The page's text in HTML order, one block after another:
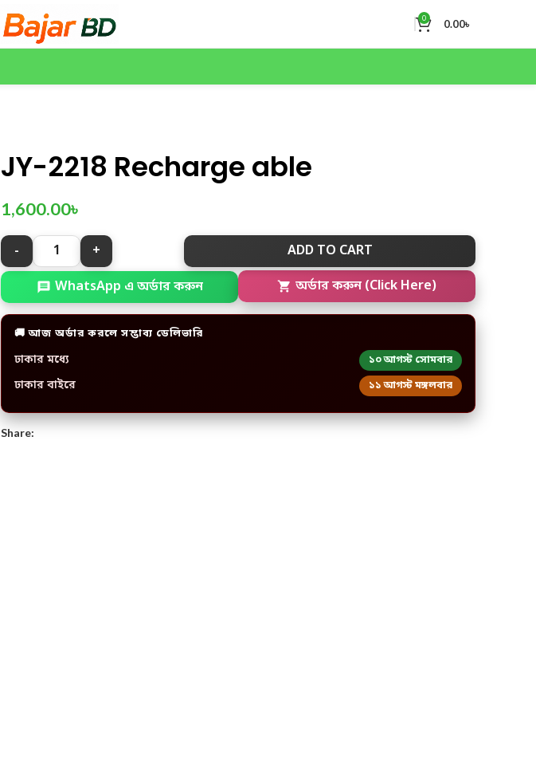
0 0.00৳
JY-2218 Recharge able
1,600.00৳
ADD TO CART
WhatsApp এ অর্ডার করুন অর্ডার করুন (Click Here)
🚚 আজ অর্ডার করলে সম্ভাব্য ডেলিভারি
ঢাকার মধ্যে ১০ আগস্ট সোমবার
ঢাকার বাইরে ১১ আগস্ট মঙ্গলবার
Share: